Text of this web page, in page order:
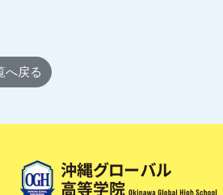
へ戻る